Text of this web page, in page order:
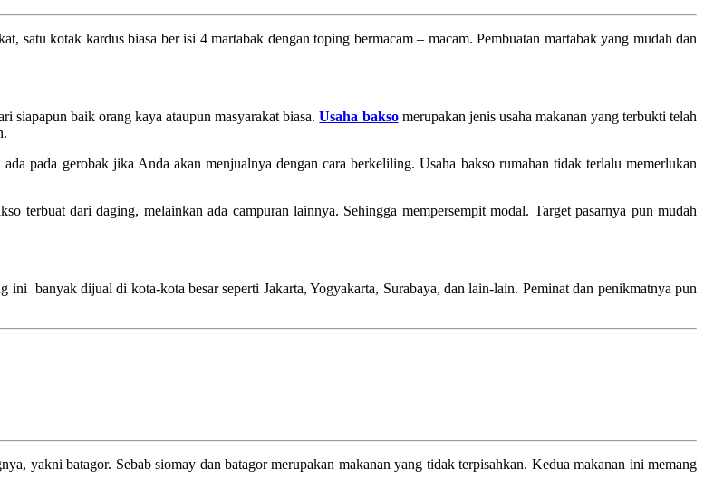
satu kotak kardus biasa ber isi 4 martabak dengan toping bermacam – macam. Pembuatan martabak yang mudah dan
siapapun baik orang kaya ataupun masyarakat biasa.Usaha bakso merupakan jenis usaha makanan yang terbukti telah
pada gerobak jika Anda akan menjualnya dengan cara berkeliling. Usaha bakso rumahan tidak terlalu memerlukan
terbuat dari daging, melainkan ada campuran lainnya. Sehingga mempersempit modal. Target pasarnya pun mudah
ini banyak dijual di kota-kota besar seperti Jakarta, Yogyakarta, Surabaya, dan lain-lain. Peminat dan penikmatnya pun
yakni batagor. Sebab siomay dan batagor merupakan makanan yang tidak terpisahkan. Kedua makanan ini memang